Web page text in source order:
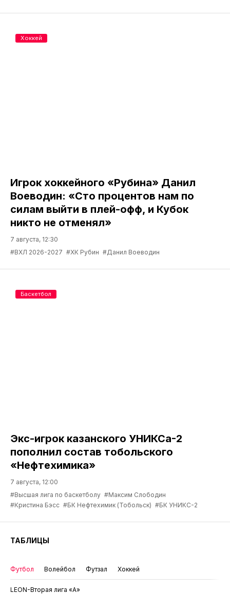
Игрок хоккейного «Рубина» Данил
Воеводин: «Сто процентов нам по
силам выйти в плей-офф, и Кубок
никто не отменял»
7 августа, 12:30
#ВХЛ 2026-2027 #ХК Рубин #Данил Воеводин
Хоккей
Экс-игрок казанского УНИКСа-2
пополнил состав тобольского
«Нефтехимика»
7 августа, 12:00
#Высшая лига по баскетболу #Максим Слободин
#Кристина Бэсс #БК Нефтехимик (Тобольск) #БК УНИКС-2
Баскетбол
ТАБЛИЦЫ
Футбол Волейбол Футзал Хоккей
LEON-Вторая лига «А»